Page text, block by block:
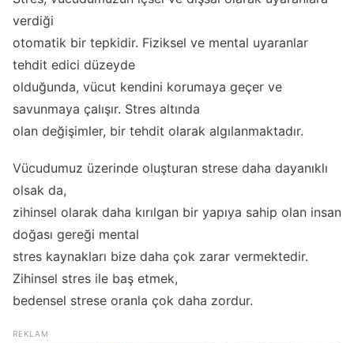
verdiği
otomatik bir tepkidir. Fiziksel ve mental uyaranlar
tehdit edici düzeyde
olduğunda, vücut kendini korumaya geçer ve
savunmaya çalışır. Stres altında
olan değişimler, bir tehdit olarak algılanmaktadır.
Vücudumuz üzerinde oluşturan strese daha dayanıklı
olsak da,
zihinsel olarak daha kırılgan bir yapıya sahip olan insan
doğası gereği mental
stres kaynakları bize daha çok zarar vermektedir.
Zihinsel stres ile baş etmek,
bedensel strese oranla çok daha zordur.